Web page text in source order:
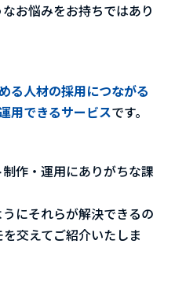
お悩みをお持ちではあり
る人材の採用につながる
用できるサービスです。
作・運用にありがちな課
にそれらが解決できるの
交えてご紹介いたしま